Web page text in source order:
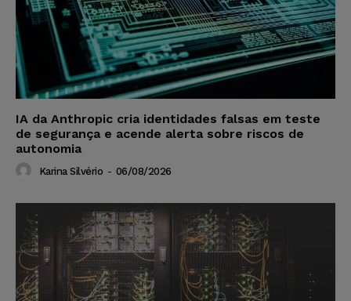
IA da Anthropic cria identidades falsas em teste
de segurança e acende alerta sobre riscos de
autonomia
Karina Silvério - 06/08/2026